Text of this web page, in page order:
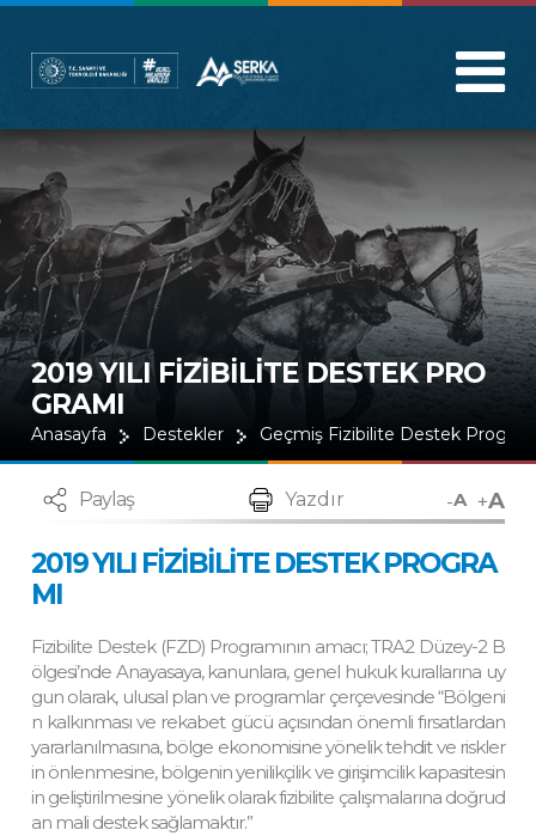
2019 YILI FİZİBİLİTE DESTEK PRO
GRAMI
Anasayfa Destekler Geçmiş Fizibilite Destek
2019 YILI FİZİBİLİTE DESTEK PROGRA
MI
Paylaş Yazdır -A +A
Fizibilite Destek (FZD) Programının amacı; TRA2 Düzey-2 B
ölgesi’nde Anayasaya, kanunlara, genel hukuk kurallarına uy
gun olarak, ulusal plan ve programlar çerçevesinde “Bölgeni
n kalkınması ve rekabet gücü açısından önemli fırsatlardan
yararlanılmasına, bölge ekonomisine yönelik tehdit ve riskler
in önlenmesine, bölgenin yenilikçilik ve girişimcilik kapasitesin
in geliştirilmesine yönelik olarak fizibilite çalışmalarına doğrud
an mali destek sağlamaktır.”